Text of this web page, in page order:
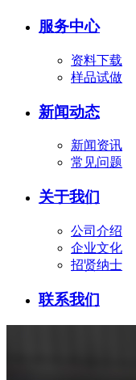
服务中心
资料下载
样品试做
新闻动态
新闻资讯
常见问题
关于我们
公司介绍
企业文化
招贤纳士
联系我们